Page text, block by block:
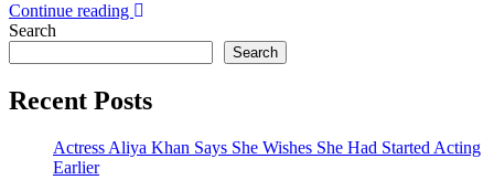
Continue reading
Search
Search
Recent Posts
Actress Aliya Khan Says She Wishes She Had Started Acting
Earlier